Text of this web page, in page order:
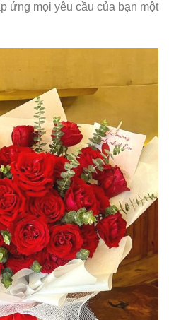
ứng mọi yêu cầu của bạn một